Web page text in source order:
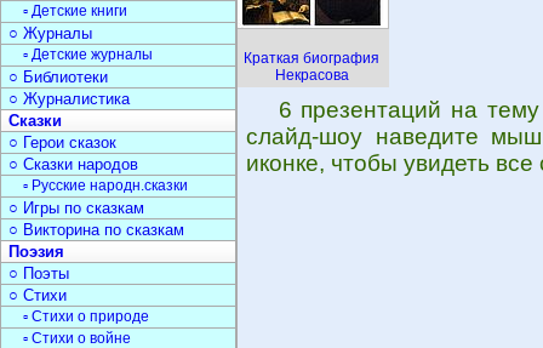
Краткая биография
Некрасова
6 презентаций на
слайд-шоу наведите
иконке, чтобы увидеть
▫ Детские книги
○ Журналы
▫ Детские журналы
○ Библиотеки
○ Журналистика
Сказки
○ Герои сказок
○ Сказки народов
▫ Русские народн.сказки
○ Игры по сказкам
○ Викторина по сказкам
Поэзия
○ Поэты
○ Стихи
▫ Стихи о природе
▫ Стихи о войне